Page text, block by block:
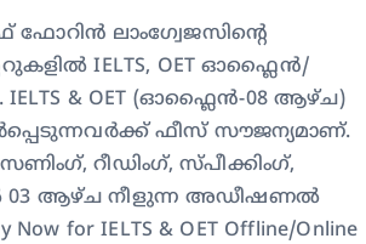
ഫോറിന്‍ ലാംഗ്വേജസിന്റെ
IELTS, OET ഓഫ്ലൈന്‍/
& OET (ഓഫ്ലൈന്‍-08 ആഴ്ച)
ഫീസ് സൗജന്യമാണ്.
റീഡിംഗ്, സ്പീക്കിംഗ്,
03 ആഴ്ച നീളുന്ന അഡീഷണല്‍
for IELTS & OET Offline/Online